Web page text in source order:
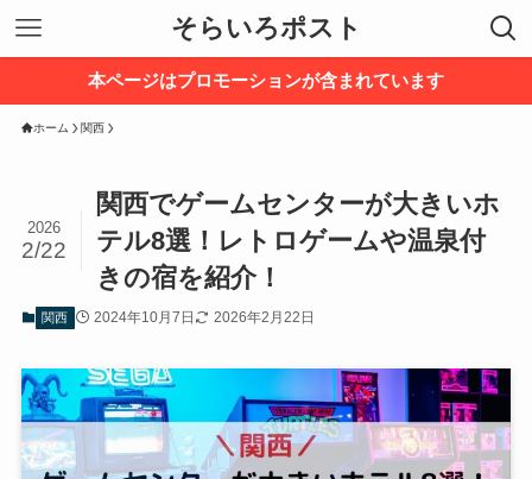
そらいろポスト
本ページはプロモーションが含まれています
ホーム 関西
関西でゲームセンターが大きいホ
テル8選！レトロゲームや温泉付
きの宿を紹介！
2026
2/22
関西 2024年10月7日 2026年2月22日